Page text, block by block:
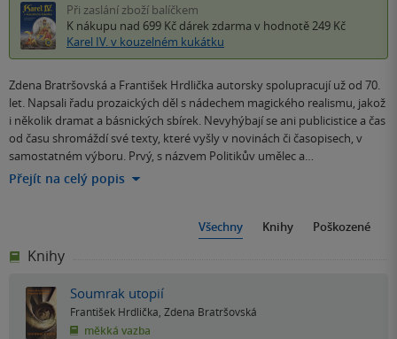
Při zaslání zboží balíčkem
K nákupu nad 699 Kč dárek zdarma v hodnotě 249 Kč
Karel IV. v kouzelném kukátku
Zdena Bratršovská a František Hrdlička autorsky spolupracují už od 70.
let. Napsali řadu prozaických děl s nádechem magického realismu, jakož
i několik dramat a básnických sbírek. Nevyhýbají se ani publicistice a čas
od času shromáždí své texty, které vyšly v novinách či časopisech, v
samostatném výboru. Prvý, s názvem Politikův umělec a…
Přejít na celý popis
Všechny Knihy Poškozené
Knihy
Soumrak utopií
František Hrdlička Zdena Bratršovská
měkká vazba